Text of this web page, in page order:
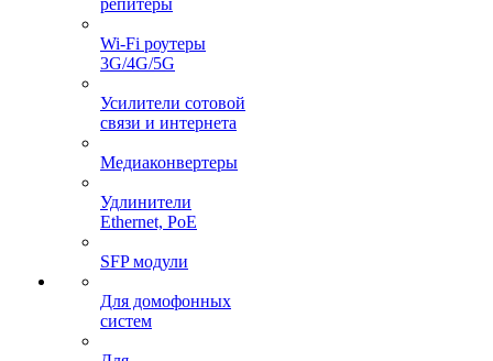
репитеры
Wi-Fi роутеры
3G/4G/5G
Усилители сотовой
связи и интернета
Медиаконвертеры
Удлинители
Ethernet, PoE
SFP модули
Для домофонных
систем